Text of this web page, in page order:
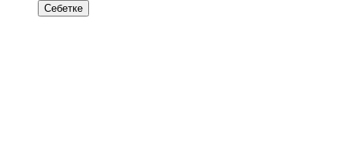
Себетке